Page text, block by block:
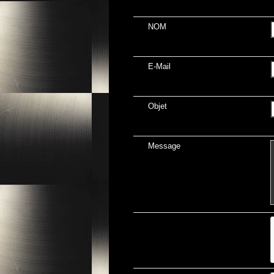
NOM
E-Mail
Objet
Message